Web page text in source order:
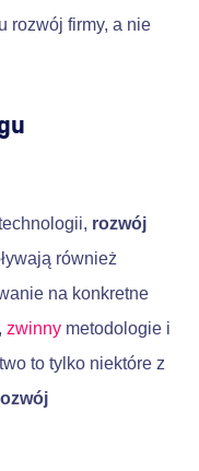
rozwój firmy, a nie
rozwój
również
na konkretne
zwinny metodologie i
to tylko niektóre z